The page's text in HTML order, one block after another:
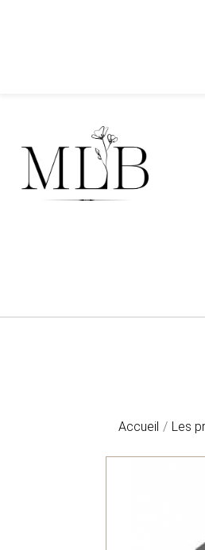
Accueil Les